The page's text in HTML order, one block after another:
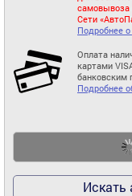
самовывоза
Сети
Подробнее
Оплата
картами
банковским
Подробнее
Искать